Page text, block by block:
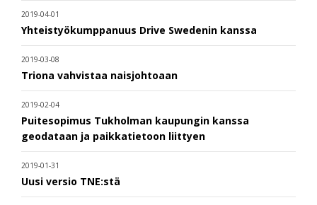
2019-04-01
Yhteistyökumppanuus Drive Swedenin kanssa
2019-03-08
Triona vahvistaa naisjohtoaan
2019-02-04
Puitesopimus Tukholman kaupungin kanssa
geodataan ja paikkatietoon liittyen
2019-01-31
Uusi versio TNE:stä